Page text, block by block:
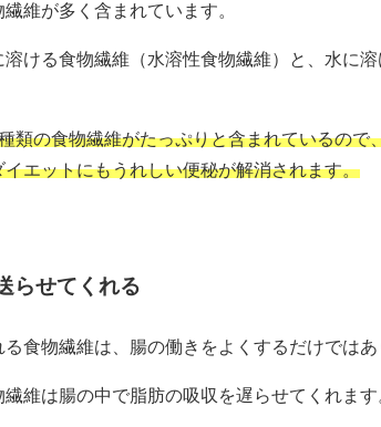
維が多く含まれています。
ける食物繊維（水溶性食物繊維）と、水に
類の食物繊維がたっぷりと含まれているの
エットにもうれしい便秘が解消されます。
らせてくれる
食物繊維は、腸の働きをよくするだけではあ
維は腸の中で脂肪の吸収を遅らせてくれます